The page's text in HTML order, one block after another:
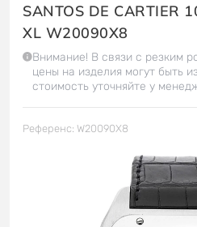
SANTOS DE CARTIER
XL W20090X8
Внимание! В связи с резким
цены на изделия могут быть
стоимость уточняйте у
Референс: W20090X8